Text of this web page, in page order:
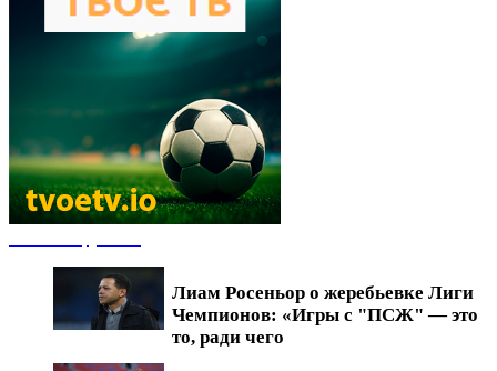
Лиам Росеньор о жеребьевке Лиги
Чемпионов: «Игры с "ПСЖ" — это
то, ради чего